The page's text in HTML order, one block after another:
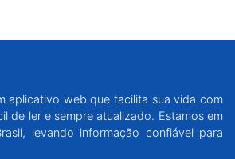
aplicativo web que facilita sua vida com
de ler e sempre atualizado. Estamos em
levando informação confiável para